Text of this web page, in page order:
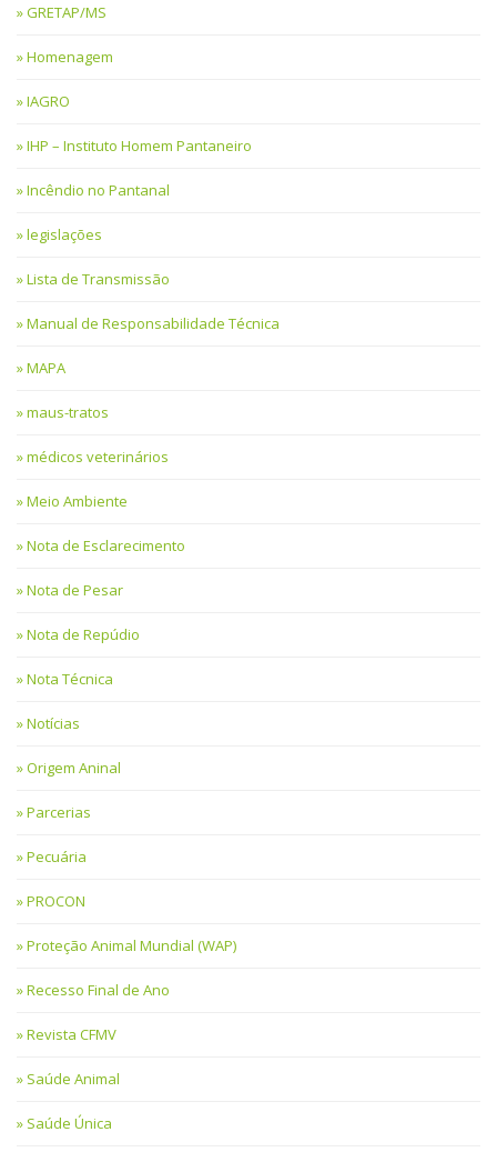
GRETAP/MS
Homenagem
IAGRO
IHP – Instituto Homem Pantaneiro
Incêndio no Pantanal
legislações
Lista de Transmissão
Manual de Responsabilidade Técnica
MAPA
maus-tratos
médicos veterinários
Meio Ambiente
Nota de Esclarecimento
Nota de Pesar
Nota de Repúdio
Nota Técnica
Notícias
Origem Aninal
Parcerias
Pecuária
PROCON
Proteção Animal Mundial (WAP)
Recesso Final de Ano
Revista CFMV
Saúde Animal
Saúde Única